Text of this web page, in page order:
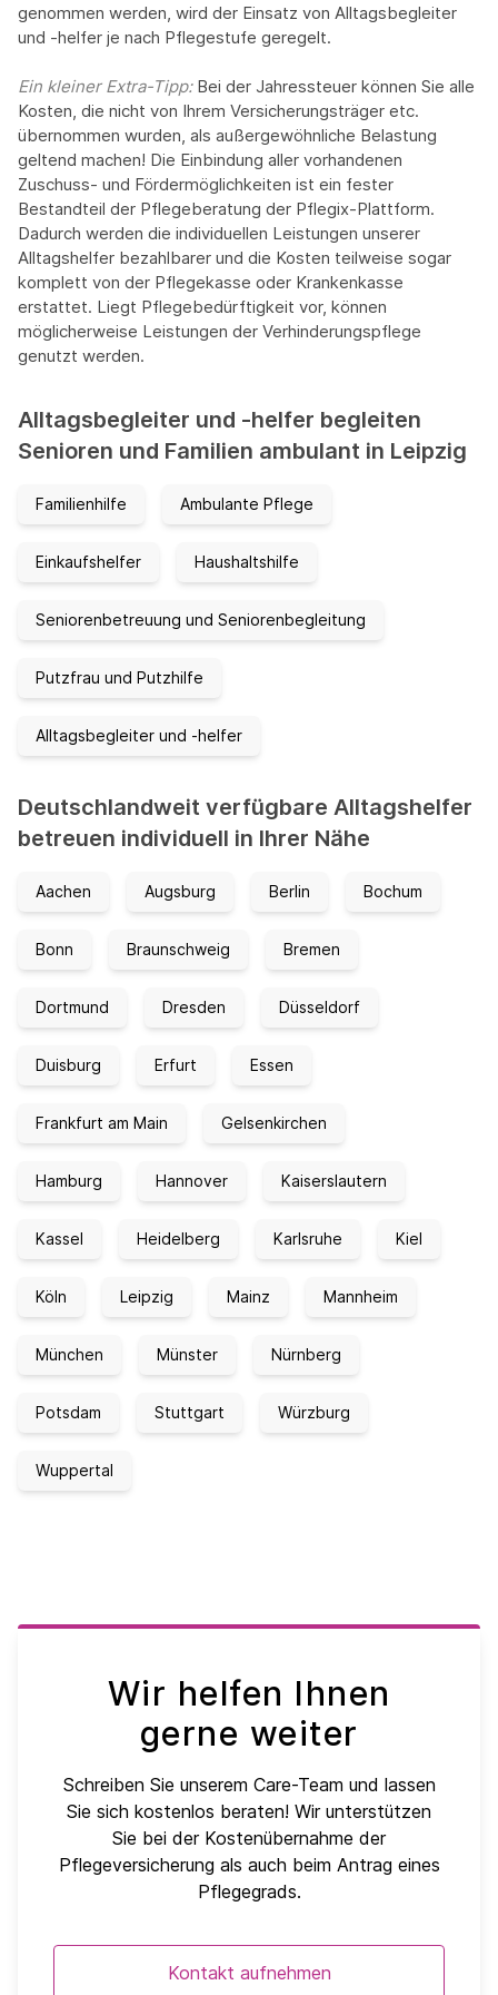
genommen werden, wird der Einsatz von Alltagsbegleiter
und -helfer je nach Pflegestufe geregelt.
Ein kleiner Extra-Tipp:‍ Bei der Jahressteuer können Sie alle
Kosten, die nicht von Ihrem Versicherungsträger etc.
übernommen wurden, als außergewöhnliche Belastung
geltend machen! Die Einbindung aller vorhandenen
Zuschuss- und Fördermöglichkeiten ist ein fester
Bestandteil der Pflegeberatung der Pflegix-Plattform.
Dadurch werden die individuellen Leistungen unserer
Alltagshelfer bezahlbarer und die Kosten teilweise sogar
komplett von der Pflegekasse oder Krankenkasse
erstattet. Liegt Pflegebedürftigkeit vor, können
möglicherweise Leistungen der Verhinderungspflege
genutzt werden.
Alltagsbegleiter und -helfer begleiten
Senioren und Familien ambulant in Leipzig
Familienhilfe Ambulante Pflege
Einkaufshelfer Haushaltshilfe
Seniorenbetreuung und Seniorenbegleitung
Putzfrau und Putzhilfe
Alltagsbegleiter und -helfer
Deutschlandweit verfügbare Alltagshelfer
betreuen individuell in Ihrer Nähe
Aachen Augsburg Berlin Bochum
Bonn Braunschweig Bremen
Dortmund Dresden Düsseldorf
Duisburg Erfurt Essen
Frankfurt am Main Gelsenkirchen
Hamburg Hannover Kaiserslautern
Kassel Heidelberg Karlsruhe Kiel
Köln Leipzig Mainz Mannheim
München Münster Nürnberg
Potsdam Stuttgart Würzburg
Wuppertal
Wir helfen Ihnen
gerne weiter
Schreiben Sie unserem Care-Team und lassen
Sie sich kostenlos beraten! Wir unterstützen
Sie bei der Kostenübernahme der
Pflegeversicherung als auch beim Antrag eines
Pflegegrads.
Kontakt aufnehmen